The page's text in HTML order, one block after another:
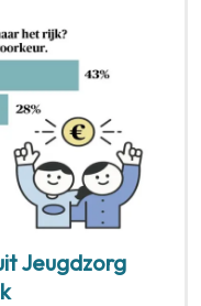
Jeugdzorg